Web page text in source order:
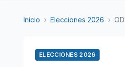
Inicio › Elecciones 2026 ›
ELECCIONES 2026